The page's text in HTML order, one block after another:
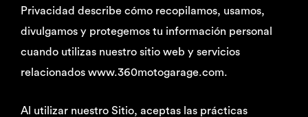
Privacidad describe cómo recopilamos, usamos,
divulgamos y protegemos tu información personal
cuando utilizas nuestro sitio web y servicios
relacionados www.360motogarage.com.
Al utilizar nuestro Sitio, aceptas las prácticas